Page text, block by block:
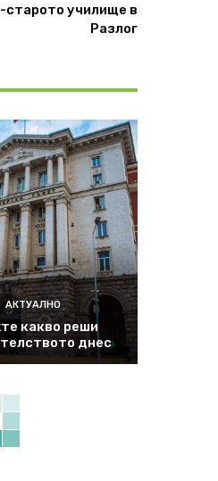
училище в
Разлог
АКТУАЛНО
какво реши
днес